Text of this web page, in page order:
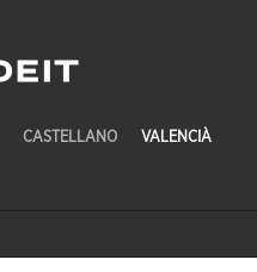
CASTELLANO VALENCIÀ